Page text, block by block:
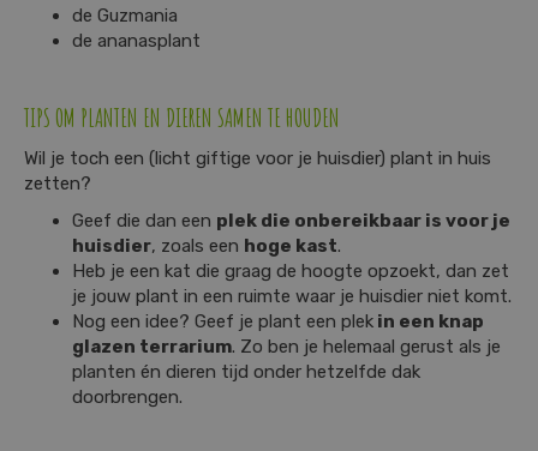
de Guzmania
de ananasplant
TIPS OM PLANTEN EN DIEREN SAMEN TE HOUDEN
Wil je toch een (licht giftige voor je huisdier) plant in huis
zetten?
Geef die dan een plek die onbereikbaar is voor je
huisdier, zoals een hoge kast.
Heb je een kat die graag de hoogte opzoekt, dan zet
je jouw plant in een ruimte waar je huisdier niet komt.
Nog een idee? Geef je plant een plek in een knap
glazen terrarium. Zo ben je helemaal gerust als je
planten én dieren tijd onder hetzelfde dak
doorbrengen.